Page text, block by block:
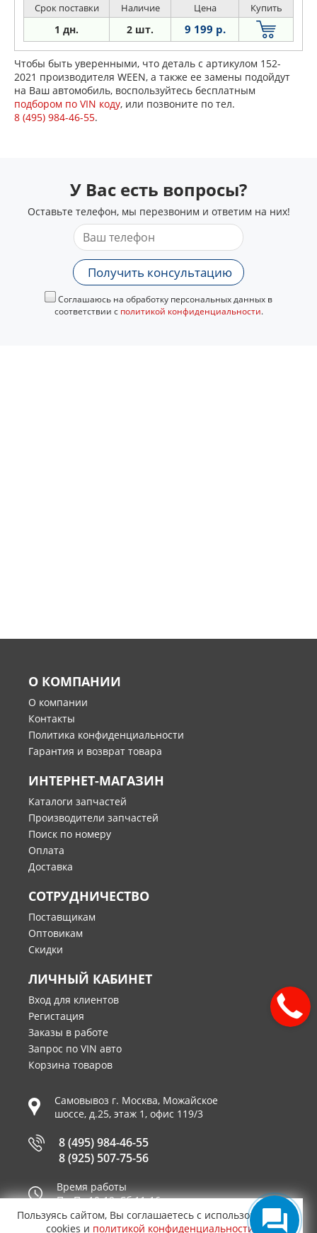
Срок поставки Наличие Цена Купить
1 дн. 2 шт. 9 199 р.
Чтобы быть уверенными, что деталь с артикулом 152-
2021 производителя WEEN, а также ее замены подойдут
на Ваш автомобиль, воспользуйтесь бесплатным
подбором по VIN коду, или позвоните по тел.
8 (495) 984-46-55.
У Вас есть вопросы?
Оставьте телефон, мы перезвоним и ответим на них!
Получить консультацию
Соглашаюсь на обработку персональных данных в
соответствии с политикой конфиденциальности.
О КОМПАНИИ
О компании
Контакты
Политика конфиденциальности
Гарантия и возврат товара
ИНТЕРНЕТ-МАГАЗИН
Каталоги запчастей
Производители запчастей
Поиск по номеру
Оплата
Доставка
СОТРУДНИЧЕСТВО
Поставщикам
Оптовикам
Скидки
ЛИЧНЫЙ КАБИНЕТ
Вход для клиентов
Регистация
Заказы в работе
Запрос по VIN авто
Корзина товаров
Самовывоз г. Москва, Можайское
шоссе, д.25, этаж 1, офис 119/3
8 (495) 984-46-55
8 (925) 507-75-56
Время работы
Пн-Пт 10-19, Сб 11-16
Принимаем к оплате
Пользуясь сайтом, Вы соглашаетесь с использованием
cookies и политикой конфиденциальности